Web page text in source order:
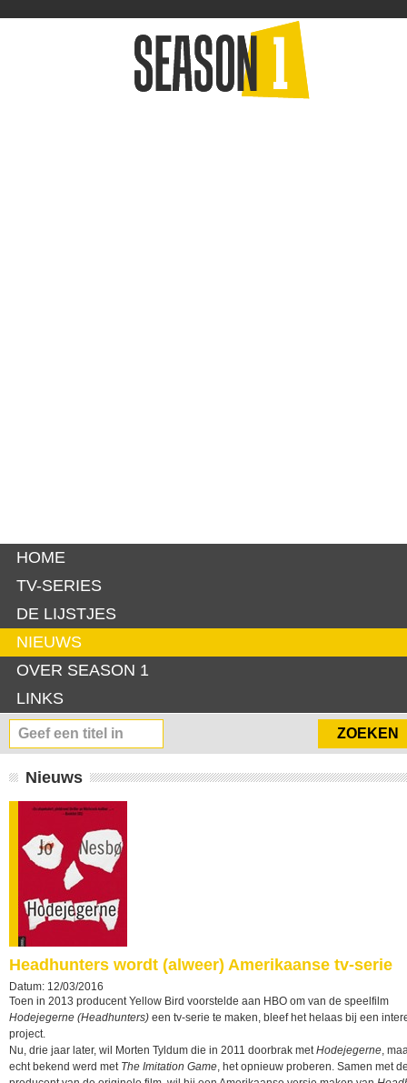
HOME
TV-SERIES
DE LIJSTJES
NIEUWS
OVER SEASON 1
LINKS
Nieuws
Headhunters wordt (alweer) Amerikaanse tv-serie
Datum: 12/03/2016
Toen in 2013 producent Yellow Bird voorstelde aan HBO om van de speelfilm
Hodejegerne (Headhunters) een tv-serie te maken, bleef het helaas bij een
project.
Nu, drie jaar later, wil Morten Tyldum die in 2011 doorbrak metHodejegerne,
echt bekend werd met The Imitation Game, het opnieuw proberen. Samen met